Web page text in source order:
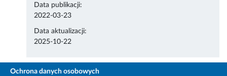
Data publikacji:
2022-03-23
Data aktualizacji:
2025-10-22
Ochrona danych osobowych